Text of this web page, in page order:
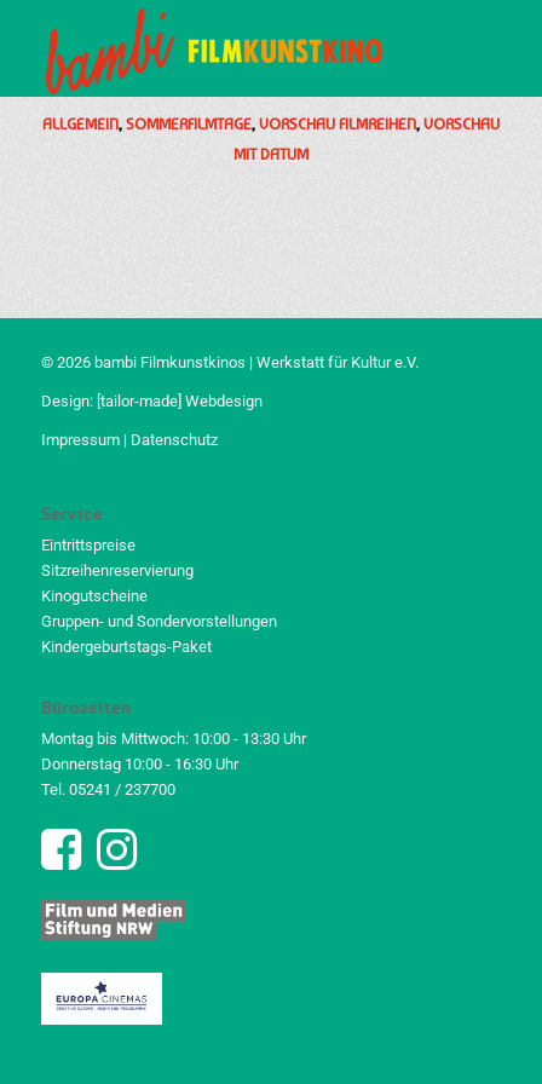
ALLGEMEIN,SOMMERFILMTAGE,VORSCHAU FILMREIHEN,VORSCHAU
MIT DATUM
© 2026 bambi Filmkunstkinos | Werkstatt für Kultur e.V.
Design: [tailor-made] Webdesign
Impressum| Datenschutz
Service
Eintrittspreise
Sitzreihenreservierung
Kinogutscheine
Gruppen- und Sondervorstellungen
Kindergeburtstags-Paket
Bürozeiten
Montag bis Mittwoch: 10:00 - 13:30 Uhr
Donnerstag 10:00 - 16:30 Uhr
Tel. 05241 / 237700